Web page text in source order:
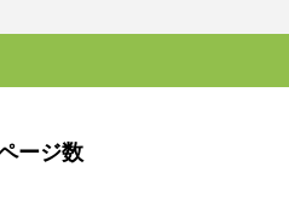
ージ数